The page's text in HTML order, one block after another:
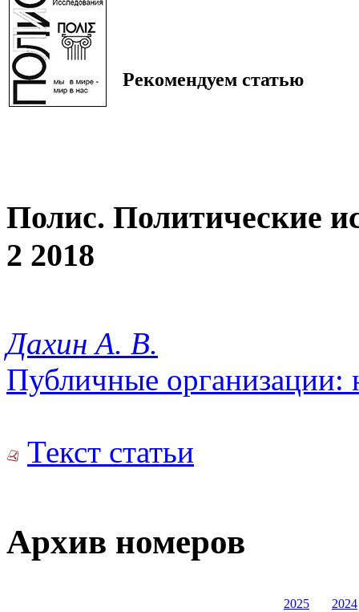
Рекомендуем статью
Полис. Политические
2 2018
Дахин А. В.
Публичные организации:
Текст статьи
Архив номеров
2025
2024